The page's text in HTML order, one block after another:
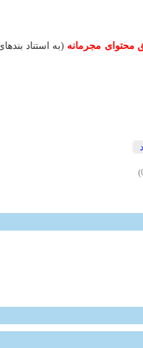
محتوای مجرمانه (به استناد